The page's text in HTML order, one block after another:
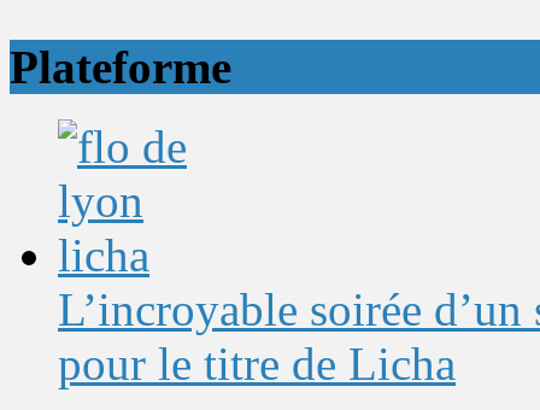
Plateforme
L’incroyable soirée
pour le titre de Licha